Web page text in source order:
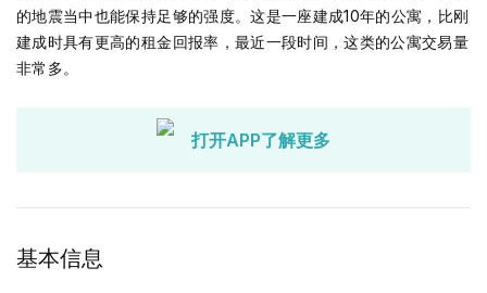
的地震当中也能保持足够的强度。这是一座建成10年的公寓，比刚
建成时具有更高的租金回报率，最近一段时间，这类的公寓交易量
非常多。
打开APP了解更多
基本信息